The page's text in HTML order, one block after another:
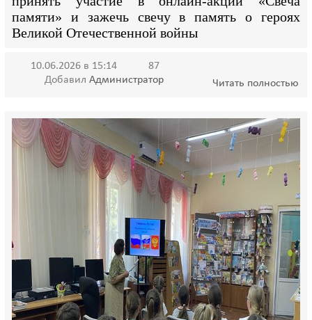
памяти» и зажечь свечу в память о героях
Великой Отечественной войны
10.06.2026 в 15:14
87
Добавил Администратор Читать полностью